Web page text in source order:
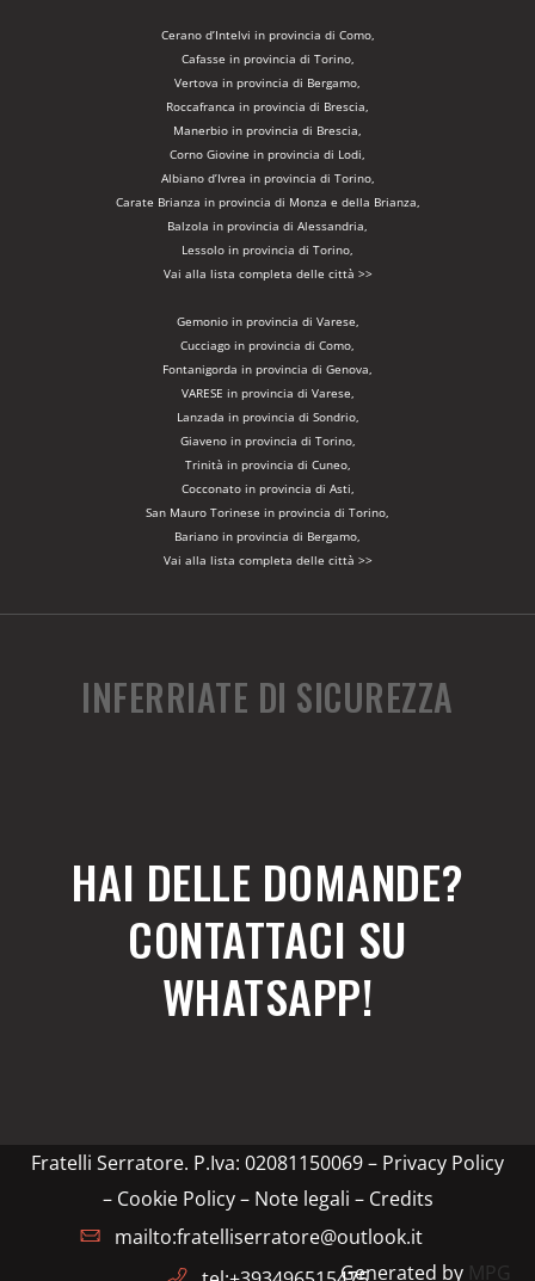
Cerano d’Intelvi in provincia di Como,
Cafasse in provincia di Torino,
Vertova in provincia di Bergamo,
Roccafranca in provincia di Brescia,
Manerbio in provincia di Brescia,
Corno Giovine in provincia di Lodi,
Albiano d’Ivrea in provincia di Torino,
Carate Brianza in provincia di Monza e della Brianza,
Balzola in provincia di Alessandria,
Lessolo in provincia di Torino,
Vai alla lista completa delle città >>
Gemonio in provincia di Varese,
Cucciago in provincia di Como,
Fontanigorda in provincia di Genova,
VARESE in provincia di Varese,
Lanzada in provincia di Sondrio,
Giaveno in provincia di Torino,
Trinità in provincia di Cuneo,
Cocconato in provincia di Asti,
San Mauro Torinese in provincia di Torino,
Bariano in provincia di Bergamo,
Vai alla lista completa delle città >>
INFERRIATE DI SICUREZZA
HAI DELLE DOMANDE?
CONTATTACI SU
WHATSAPP!
Fratelli Serratore. P.Iva: 02081150069 – Privacy Policy
– Cookie Policy – Note legali – Credits
mailto:fratelliserratore@outlook.it
Generated by MPG